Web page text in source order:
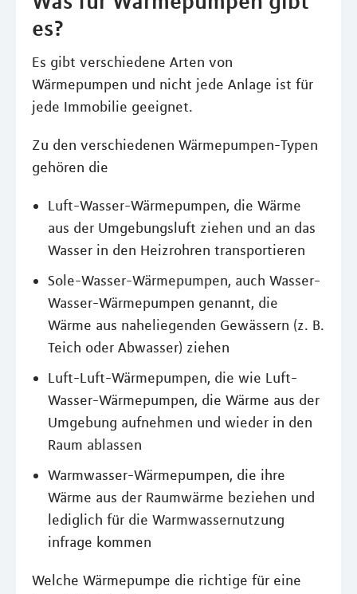
es?
Es gibt verschiedene Arten von
Wärmepumpen und nicht jede Anlage ist für
jede Immobilie geeignet.
Zu den verschiedenen Wärmepumpen-Typen
gehören die
Luft-Wasser-Wärmepumpen, die Wärme
aus der Umgebungsluft ziehen und an das
Wasser in den Heizrohren transportieren
Sole-Wasser-Wärmepumpen, auch Wasser-
Wasser-Wärmepumpen genannt, die
Wärme aus naheliegenden Gewässern (z. B.
Teich oder Abwasser) ziehen
Luft-Luft-Wärmepumpen, die wie Luft-
Wasser-Wärmepumpen, die Wärme aus der
Umgebung aufnehmen und wieder in den
Raum ablassen
Warmwasser-Wärmepumpen, die ihre
Wärme aus der Raumwärme beziehen und
lediglich für die Warmwassernutzung
infrage kommen
Welche Wärmepumpe die richtige für eine